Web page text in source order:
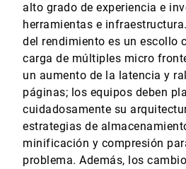
alto grado de experiencia e
herramientas e
del rendimiento es un escollo
carga de múltiples micro
un aumento de la latencia y
páginas; los equipos deben
cuidadosamente su
estrategias de
minificación y compresión
problema. Además, los